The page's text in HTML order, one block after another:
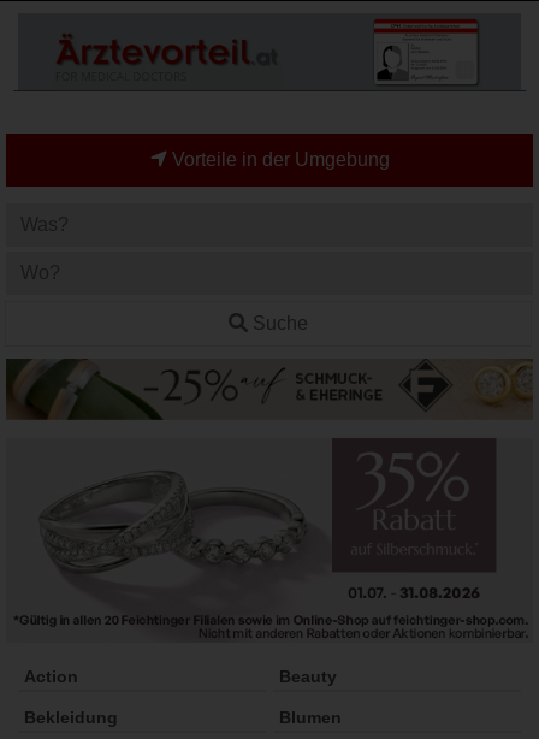
Vorteile in der Umgebung
Suche
Action Beauty
Bekleidung Blumen